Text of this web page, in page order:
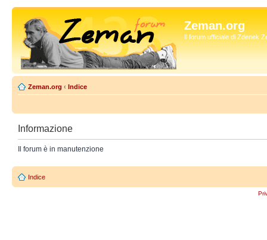
Zeman.org
Il forum ufficiale di Zdenek
Zeman.org ‹ Indice
Informazione
Il forum è in manutenzione
Indice